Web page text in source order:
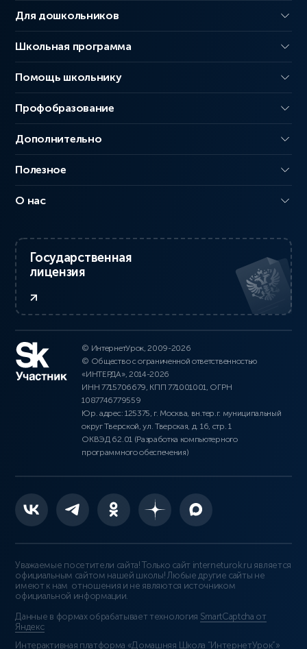
Для дошкольников
Школьная программа
Помощь школьнику
Профобразование
Дополнительно
Полезное
О нас
Государственная
лицензия
© ИнтернетУрок, 2009-2026
© Общество с ограниченной ответственностью
«ИНТЕРДА», 2014-2026
ИНН 7715706679, КПП 771001001, ОГРН
1087746779559
Юр. адрес: 125375, г. Москва, вн.тер.г. муниципальный
округ Тверской, ул. Тверская, д. 16, стр. 1
ОКВЭД 62.01 (Разработка компьютерного
программного обеспечения)
Уважаемые посетители сайта! Только сайт interneturok.ru является
официальным сайтом нашей школы! Любые другие сайты не
имеют к нам отношения и не являются источником
официальной информации.
Данные в формах обрабатывает технология SmartCaptcha от
Яндекс
Интерактивная платформа «Домашняя Школа “ИнтернетУрок”»